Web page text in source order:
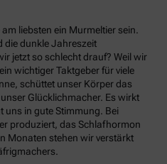
liebsten ein Murmeltier sein.
die dunkle Jahreszeit
jetzt so schlecht drauf? Weil wir
wichtiger Taktgeber für viele
schüttet unser Körper das
Glücklichmacher. Es wirkt
uns in gute Stimmung. Bei
produziert, das Schlafhormon
Monaten stehen wir verstärkt